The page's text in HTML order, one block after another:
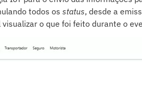
todos os status , desde a
visualizar o que foi feito durante o